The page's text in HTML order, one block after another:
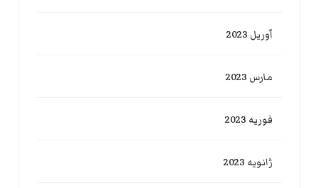
آوریل 2023
مارس 2023
فوریه 2023
ژانویه 2023